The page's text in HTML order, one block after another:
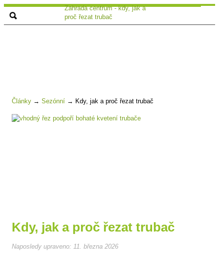
Zahrada centrum - kdy, jak a
proč řezat trubač
Články → Sezónní → Kdy, jak a proč řezat trubač
Kdy, jak a proč řezat trubač
Naposledy upraveno: 11. března 2026